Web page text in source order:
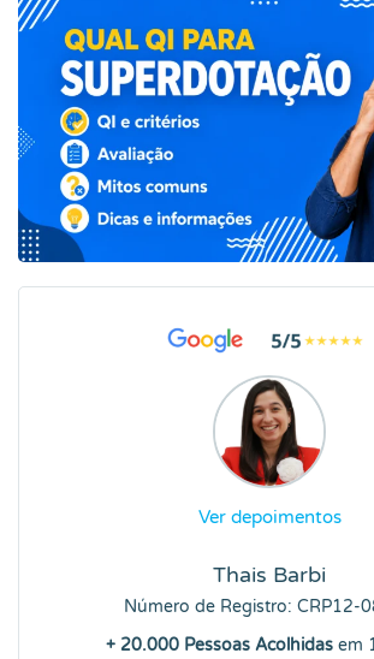
Ver depoimentos
Thais Barbi
Número de Registro: CRP12-
+ 20.000 Pessoas Acolhidas em